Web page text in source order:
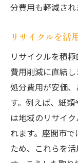
分費用も軽減され
リサイクルを活
リサイクルを積
費用削減に直結
処分費用が安価
す。例えば、紙
は地域のリサイ
れます。座間市
ため、これらを